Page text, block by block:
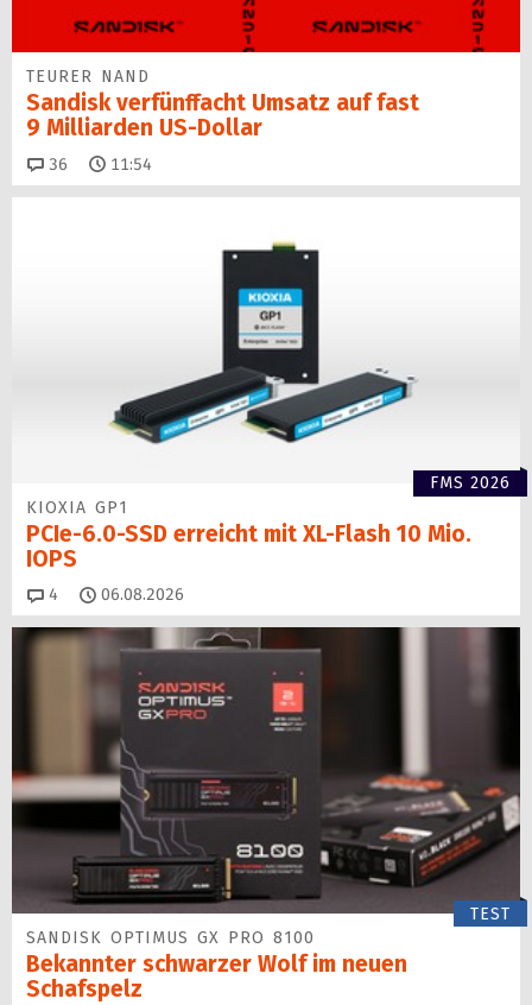
TEURER NAND
Sandisk verfünffacht Umsatz auf fast
9 Milliarden US-Dollar
36 Kommentare
11:54
FMS 2026
KIOXIA GP1
PCIe-6.0-SSD erreicht mit XL-Flash 10 Mio.
IOPS
4 Kommentare
06.08.2026
TEST
SANDISK OPTIMUS GX PRO 8100
Bekannter schwarzer Wolf im neuen
Schafspelz